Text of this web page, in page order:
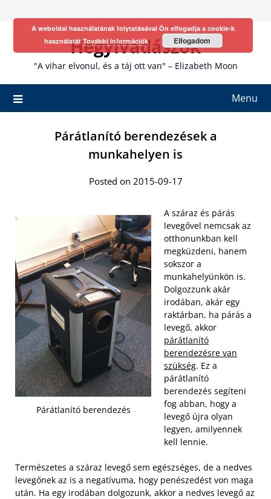
Hegyivadászok
"A vihar elvonul, és a táj ott van" – Elizabeth Moon
Menu
Párátlanító berendezések a
munkahelyen is
Posted on 2015-09-17
Párátlanító berendezés
A száraz és párás
levegővel nemcsak az
otthonunkban kell
megküzdeni, hanem
sokszor a
munkahelyünkön is.
Dolgozzunk akár
irodában, akár egy
raktárban, ha párás a
levegő, akkor
párátlanító
berendezésre van
szükség. Ez a
párátlanító
berendezés segíteni
fog abban, hogy a
levegő újra olyan
legyen, amilyennek
kell lennie.
Természetes a száraz levegő sem egészséges, de a nedves
levegőnek az is a negatívuma, hogy penészedést von maga
után. Ha egy irodában dolgozunk, akkor a nedves levegő az
A weboldal használatának folytatásával Ön elfogadja a cookie-k
használatátTovábbi információk Elfogadom